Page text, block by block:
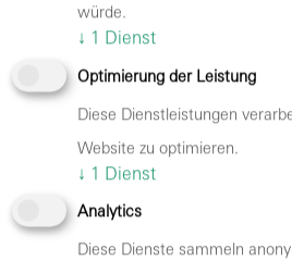
würde.
↓ 1 Dienst
Optimierung der Leistung
Diese Dienstleistungen
Website zu optimieren.
↓ 1 Dienst
Analytics
Diese Dienste sammeln